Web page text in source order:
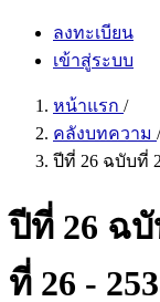
ลงทะเบียน
เข้าสู่ระบบ
หน้าแรก /
คลังบทความ /
ปีที่ 26 ฉบับที่
ปีที่ 26 ฉ
ที่ 26 -